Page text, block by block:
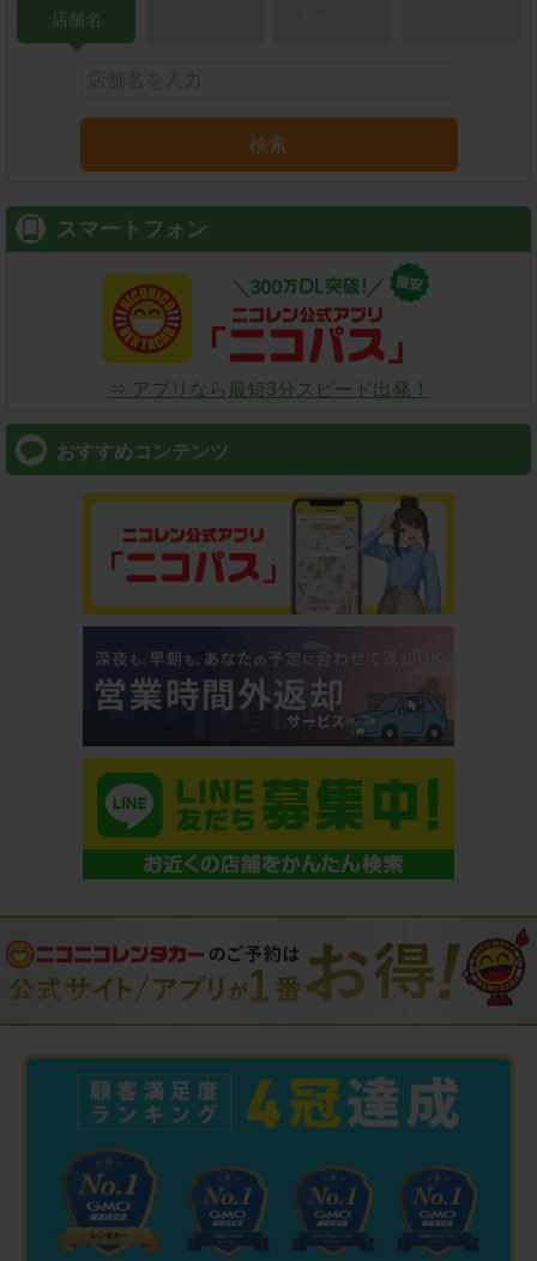
店舗名
検索
スマートフォン
⇒ アプリなら最短3分スピード出発！
おすすめコンテンツ